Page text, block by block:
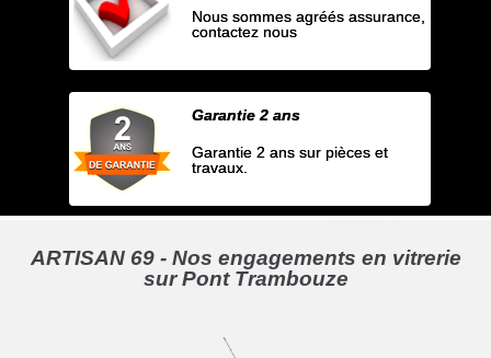
Nous sommes agréés assurance,
contactez nous
Garantie 2 ans
Garantie 2 ans sur pièces et
travaux.
ARTISAN 69 - Nos engagements en vitrerie
sur Pont Trambouze